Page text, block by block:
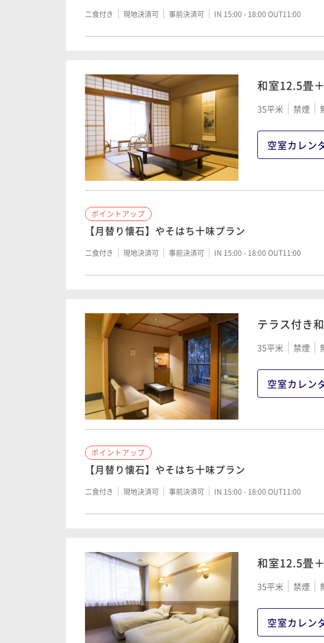
二食付き 現地決済可 事前決済可 IN 15:00 - 18:00 OUT11:00
和室12.5畳
35平米 禁煙
空室カレン
ポイントアップ
【月替り懐石】やそはち十味プラン
二食付き 現地決済可 事前決済可 IN 15:00 - 18:00 OUT11:00
テラス付き
35平米 禁煙
空室カレン
ポイントアップ
【月替り懐石】やそはち十味プラン
二食付き 現地決済可 事前決済可 IN 15:00 - 18:00 OUT11:00
和室12.5畳
35平米 禁煙
空室カレン